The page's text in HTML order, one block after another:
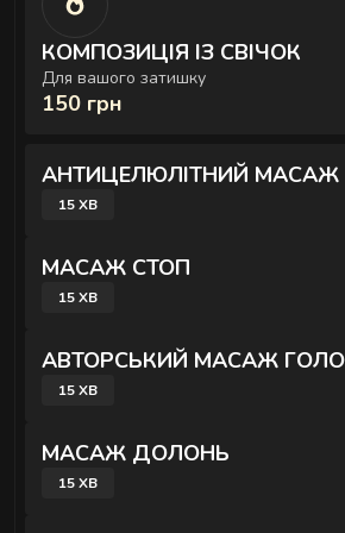
КОМПОЗИЦІЯ ІЗ СВІЧОК
Для вашого затишку
150 грн
АНТИЦЕЛЮЛІТНИЙ МАСАЖ
15 ХВ
МАСАЖ СТОП
15 ХВ
АВТОРСЬКИЙ МАСАЖ
15 ХВ
МАСАЖ ДОЛОНЬ
15 ХВ